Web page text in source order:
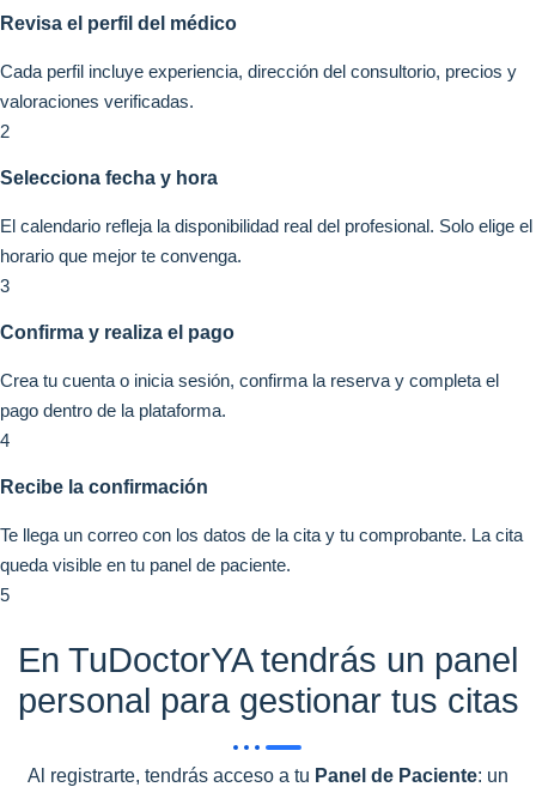
Revisa el perfil del médico
Cada perfil incluye experiencia, dirección del consultorio, precios y
valoraciones verificadas.
2
Selecciona fecha y hora
El calendario refleja la disponibilidad real del profesional. Solo elige el
horario que mejor te convenga.
3
Confirma y realiza el pago
Crea tu cuenta o inicia sesión, confirma la reserva y completa el
pago dentro de la plataforma.
4
Recibe la confirmación
Te llega un correo con los datos de la cita y tu comprobante. La cita
queda visible en tu panel de paciente.
5
En TuDoctorYA tendrás un panel
personal para gestionar tus citas
Al registrarte, tendrás acceso a tu Panel de Paciente: un